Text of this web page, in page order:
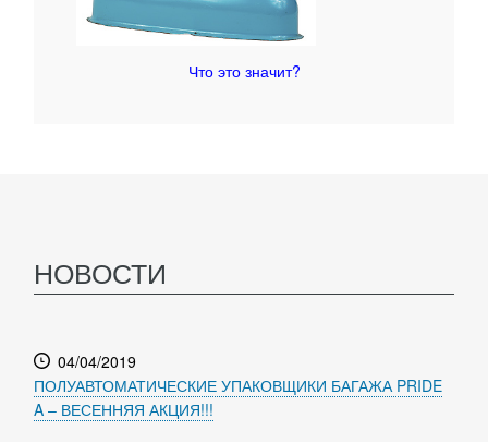
Что это значит?
НОВОСТИ
04/04/2019
ПОЛУАВТОМАТИЧЕСКИЕ УПАКОВЩИКИ БАГАЖА PRIDE
A – ВЕСЕННЯЯ АКЦИЯ!!!